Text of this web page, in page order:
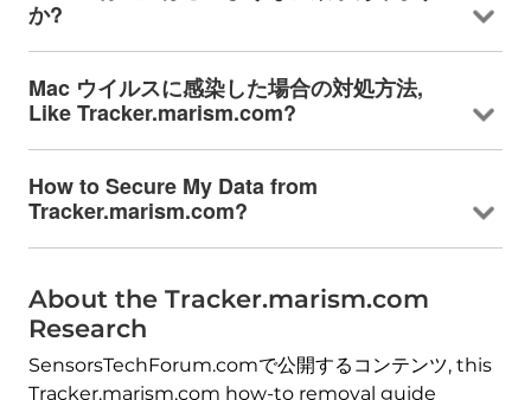
か?
Mac ウイルスに感染した場合の対処方法,
Like Tracker.marism.com?
How to Secure My Data from
Tracker.marism.com?
About the Tracker.marism.com
Research
SensorsTechForum.comで公開するコンテンツ, this
Tracker.marism.com how-to removal guide